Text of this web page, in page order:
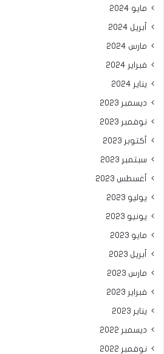
مايو 2024
أبريل 2024
مارس 2024
فبراير 2024
يناير 2024
ديسمبر 2023
نوفمبر 2023
أكتوبر 2023
سبتمبر 2023
أغسطس 2023
يوليو 2023
يونيو 2023
مايو 2023
أبريل 2023
مارس 2023
فبراير 2023
يناير 2023
ديسمبر 2022
نوفمبر 2022